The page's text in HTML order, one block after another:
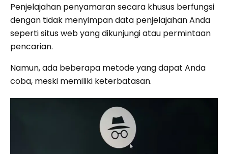
Penjelajahan penyamaran secara khusus berfungsi
dengan tidak menyimpan data penjelajahan Anda
seperti situs web yang dikunjungi atau permintaan
pencarian.
Namun, ada beberapa metode yang dapat Anda
coba, meski memiliki keterbatasan.